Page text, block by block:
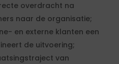
overdracht na
naar de organisatie;
en externe klanten een
de uitvoering;
van